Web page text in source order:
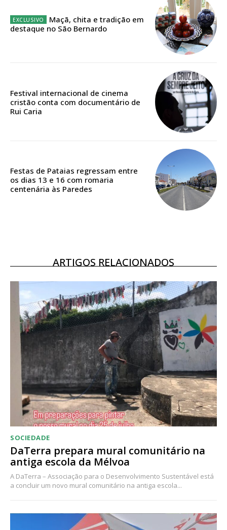
Edição em papel entregue à Quinta-feira em sua
Acesso aos conteúdos Exclusivos para
Ofertas para assinatura anual
ASSINATURA
Acesso ao conteúdo online
Acesso aos conteúdos Exclusivos para
assinantes
Ofertas para assinatura anual
Escolha o plano
Maçã, chita e tradição em
destaque no São Bernardo
Festival internacional de cinema
cristão conta com documentário de
Rui Caria
Festas de Pataias regressam entre
os dias 13 e 16 com romaria
centenária às Paredes
ARTIGOS RELACIONADOS
SOCIEDADE
DaTerra prepara mural comunitário na
antiga escola da Mélvoa
A DaTerra – Associação para o Desenvolvimento Sustentável está
a concluir um novo mural comunitário na antiga escola...